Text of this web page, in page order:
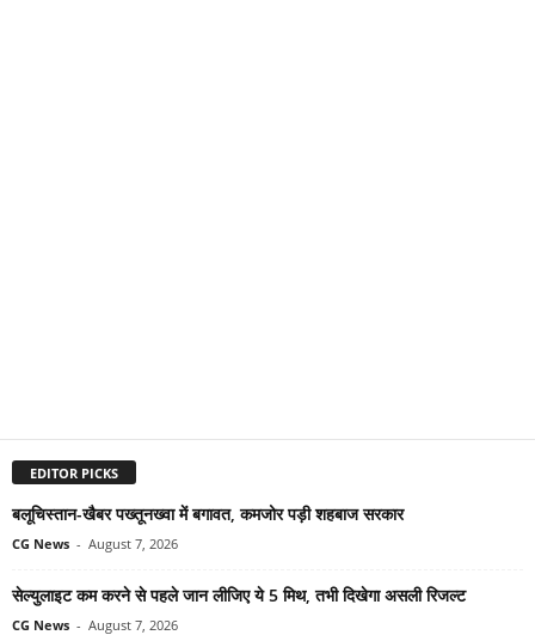
EDITOR PICKS
बलूचिस्तान-खैबर पख्तूनख्वा में बगावत, कमजोर पड़ी शहबाज सरकार
CG News - August 7, 2026
सेल्युलाइट कम करने से पहले जान लीजिए ये 5 मिथ, तभी दिखेगा असली रिजल्ट
CG News - August 7, 2026